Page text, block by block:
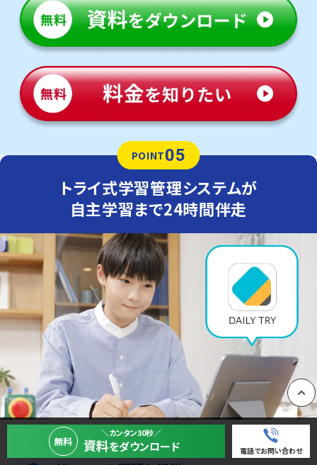
POINT05
トライ式学習管理システムが
自主学習まで24時間伴走
無料
＼カンタン30秒／
資料をダウンロード 電話でお問い合わせ